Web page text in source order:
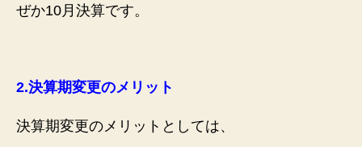
ぜか10月決算です。
2.決算期変更のメリット
決算期変更のメリットとしては、